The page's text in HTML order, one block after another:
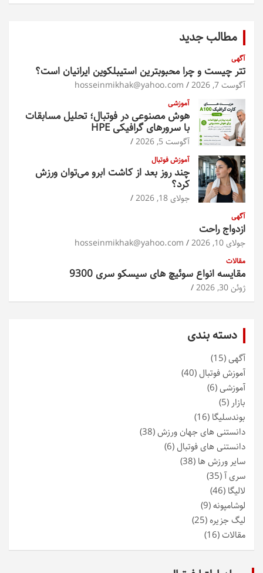
مطالب جدید
آگهی
تتر چیست و چرا محبوبترین استیبلکوین ایرانیان است؟
آگوست 7, 2026 hosseinmikhak@yahoo.com
آموزشی
هوش مصنوعی در فوتبال؛ تحلیل مسابقات
با سرورهای گرافیکی HPE
آگوست 5, 2026
آموزش فوتبال
چند روز بعد از کاشت ابرو می‌توان ورزش
کرد؟
جولای 18, 2026
آگهی
ازدواج راحت
جولای 10, 2026 hosseinmikhak@yahoo.com
مقالات
مقایسه انواع سوئیچ های سیسکو سری 9300
ژوئن 30, 2026
دسته بندی
آگهی(15)
آموزش فوتبال(40)
آموزشی(6)
بازار (5)
بوندسلیگا (16)
دانستنی های جهان ورزش(38)
دانستنی های فوتبال(6)
سایر ورزش ها (38)
سری آ(35)
لالیگا (46)
لوشامپونه(9)
لیگ جزیره(25)
مقالات(16)